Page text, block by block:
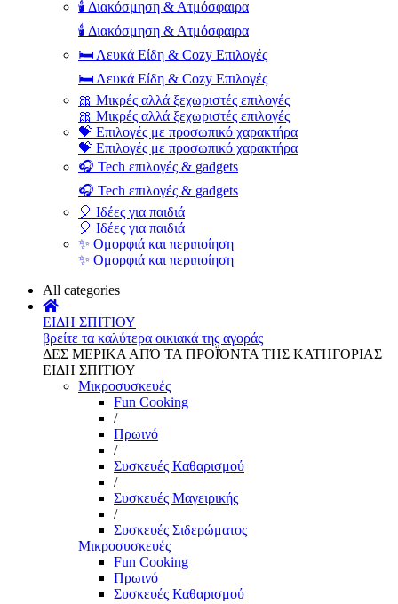
🕯️ Διακόσμηση & Ατμόσφαιρα
🕯️ Διακόσμηση & Ατμόσφαιρα
🛏️ Λευκά Είδη & Cozy Επιλογές
🛏️ Λευκά Είδη & Cozy Επιλογές
🎀 Μικρές αλλά ξεχωριστές επιλογές
🎀 Μικρές αλλά ξεχωριστές επιλογές
💝 Επιλογές με προσωπικό χαρακτήρα
💝 Επιλογές με προσωπικό χαρακτήρα
🎧 Tech επιλογές & gadgets
🎧 Tech επιλογές & gadgets
🎈 Ιδέες για παιδιά
🎈 Ιδέες για παιδιά
✨ Ομορφιά και περιποίηση
✨ Ομορφιά και περιποίηση
All categories
ΕΙΔΗ ΣΠΙΤΙΟΥ
βρείτε τα καλύτερα οικιακά της αγοράς
ΔΕΣ ΜΕΡΙΚΑ ΑΠΌ ΤΑ ΠΡΟΪΌΝΤΑ ΤΗΣ ΚΑΤΗΓΟΡΙΑΣ
ΕΙΔΗ ΣΠΙΤΙΟΥ
Μικροσυσκευές
Fun Cooking
/
Πρωινό
/
Συσκευές Καθαρισμού
/
Συσκευές Μαγειρικής
/
Συσκευές Σιδερώματος
Μικροσυσκευές
Fun Cooking
Πρωινό
Συσκευές Καθαρισμού